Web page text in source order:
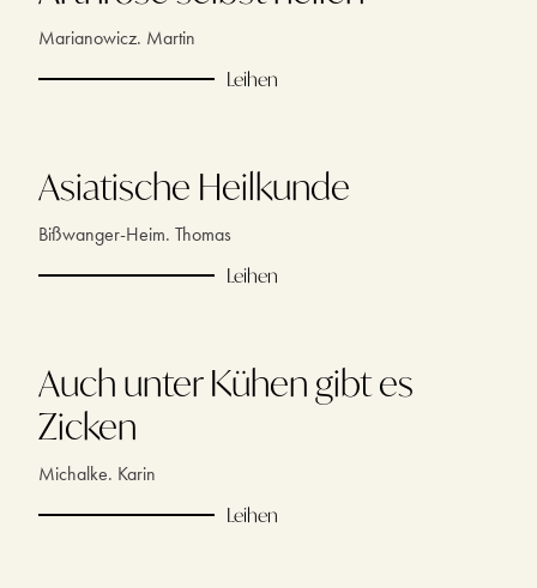
Marianowicz. Martin
Leihen
Asiatische Heilkunde
Bißwanger-Heim. Thomas
Leihen
Auch unter Kühen gibt es
Zicken
Michalke. Karin
Leihen